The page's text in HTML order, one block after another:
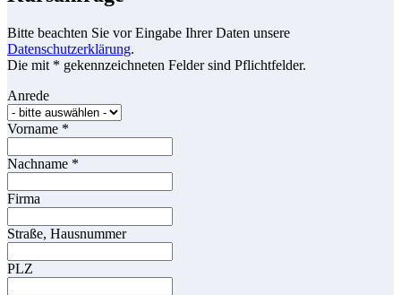
Bitte beachten Sie vor Eingabe Ihrer Daten unsere
Datenschutzerklärung.
Die mit * gekennzeichneten Felder sind Pflichtfelder.
Anrede
Vorname *
Nachname *
Firma
Straße, Hausnummer
PLZ